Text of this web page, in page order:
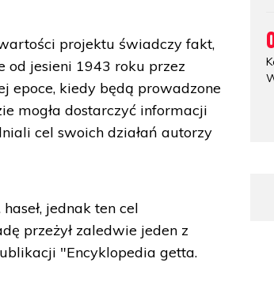
projektu świadczy fakt,
od jesieni 1943 roku przez
epoce, kiedy będą prowadzone
mogła dostarczyć informacji
cel swoich działań autorzy
jednak ten cel
przeżył zaledwie jeden z
"Encyklopedia getta.